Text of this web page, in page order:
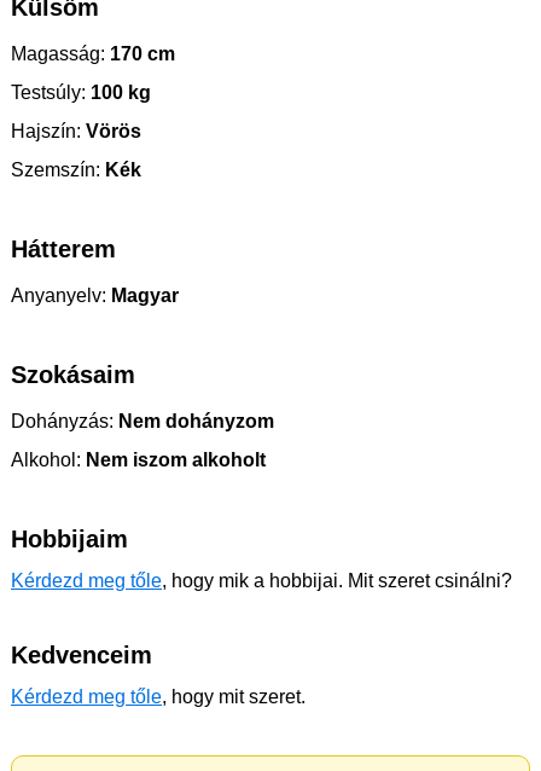
Külsőm
Magasság: 170 cm
Testsúly: 100 kg
Hajszín: Vörös
Szemszín: Kék
Hátterem
Anyanyelv: Magyar
Szokásaim
Dohányzás: Nem dohányzom
Alkohol: Nem iszom alkoholt
Hobbijaim
Kérdezd meg tőle, hogy mik a hobbijai. Mit szeret csinálni?
Kedvenceim
Kérdezd meg tőle, hogy mit szeret.